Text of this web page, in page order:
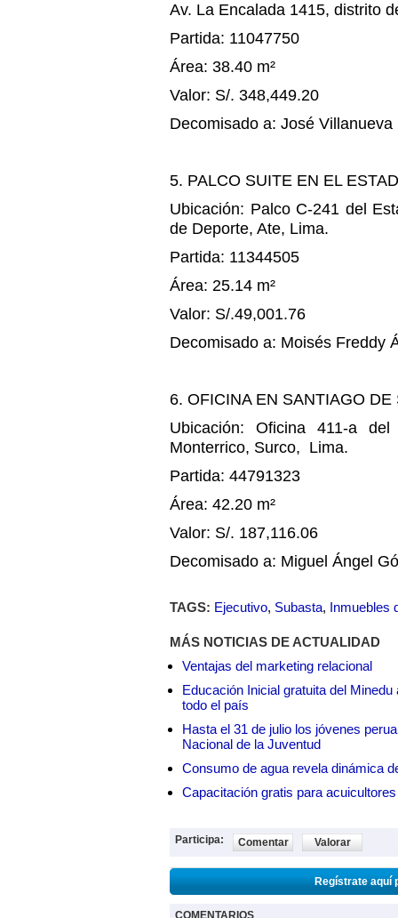
Av. La Encalada 1415, distrito
Partida: 11047750
Área: 38.40 m²
Valor: S/. 348,449.20
Decomisado a: José Villanueva
5. PALCO SUITE EN EL
Ubicación: Palco C-241 del
de Deporte, Ate, Lima.
Partida: 11344505
Área: 25.14 m²
Valor: S/.49,001.76
Decomisado a: Moisés Freddy
6. OFICINA EN SANTIAGO DE
Ubicación: Oficina 411-a
Monterrico, Surco, Lima.
Partida: 44791323
Área: 42.20 m²
Valor: S/. 187,116.06
Decomisado a: Miguel Ángel
TAGS: Ejecutivo, Subasta, Inmuebles
MÁS NOTICIAS DE ACTUALIDAD
Ventajas del marketing relacional
Educación Inicial gratuita del
todo el país
Hasta el 31 de julio los jóvenes
Nacional de la Juventud
Consumo de agua revela dinámica
Capacitación gratis para
Participa: Comentar Valorar
Regístrate aquí
COMENTARIOS